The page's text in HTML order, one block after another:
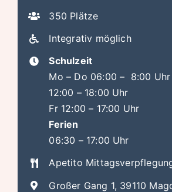
350 Plätze
Integrativ möglich
Schulzeit
Mo – Do 06:00 – 8:00 Uhr
12:00 – 18:00 Uhr
Fr 12:00 – 17:00 Uhr
Ferien
06:30 – 17:00 Uhr
Apetito
Großer Gang 1, 39110